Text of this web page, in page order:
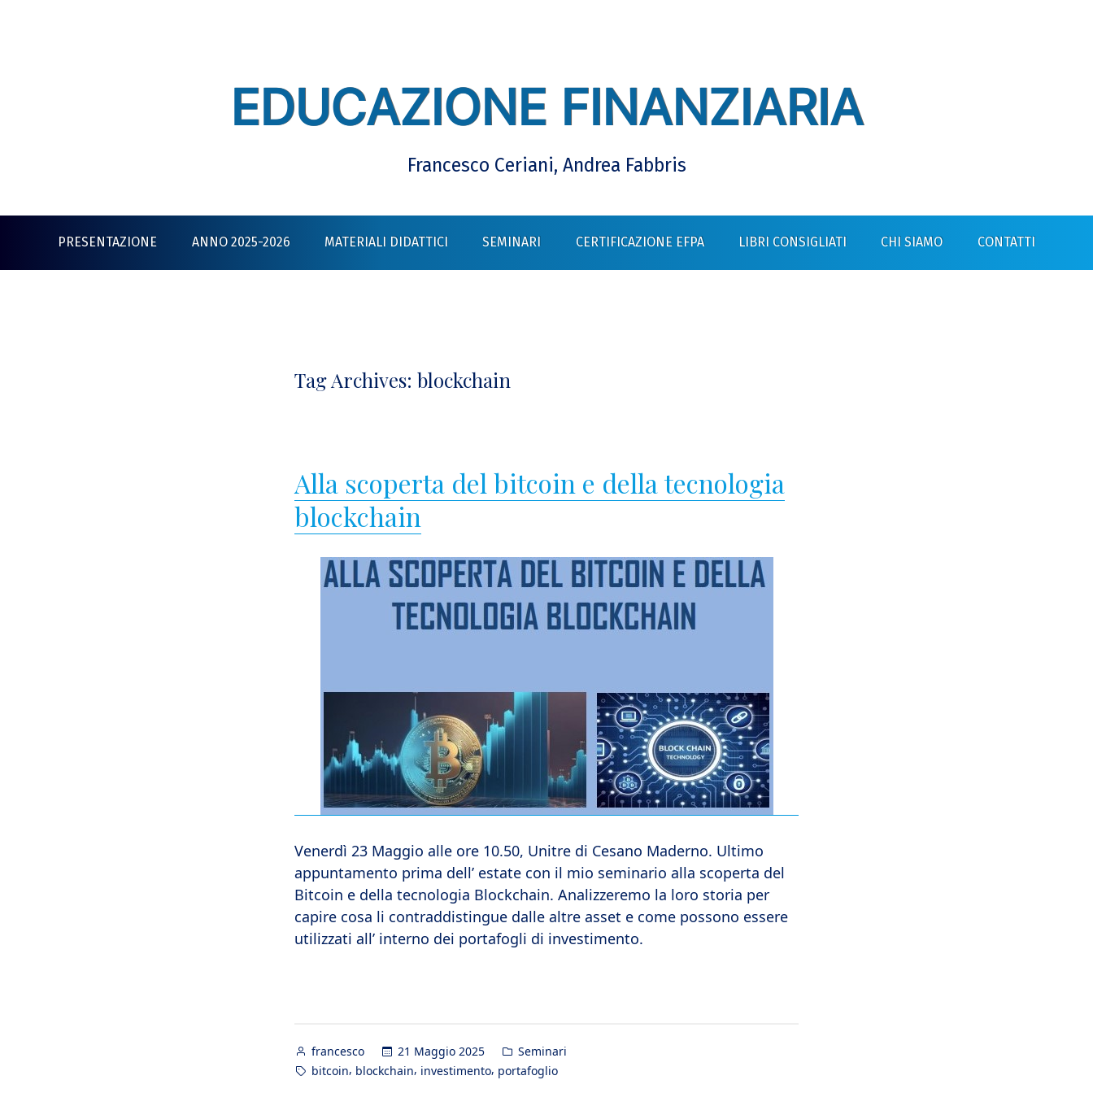
EDUCAZIONE FINANZIARIA
Francesco Ceriani, Andrea Fabbris
PRESENTAZIONE ANNO 2025-2026 MATERIALI DIDATTICI SEMINARI CERTIFICAZIONE EFPA LIBRI CONSIGLIATI CHI SIAMO CONTATTI
Tag Archives: blockchain
Alla scoperta del bitcoin e della tecnologia
blockchain
Venerdì 23 Maggio alle ore 10.50, Unitre di Cesano Maderno. Ultimo
appuntamento prima dell’ estate con il mio seminario alla scoperta del
Bitcoin e della tecnologia Blockchain. Analizzeremo la loro storia per
capire cosa li contraddistingue dalle altre asset e come possono essere
utilizzati all’ interno dei portafogli di investimento.
Posted
by
francesco 21 Maggio 2025
Posted
in
Seminari
Tags:
bitcoin, blockchain, investimento, portafoglio